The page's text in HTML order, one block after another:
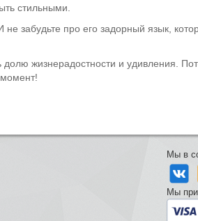
стильными.
забудьте про его задорный язык,
жизнерадостности и удивления.
Мы в
Мы